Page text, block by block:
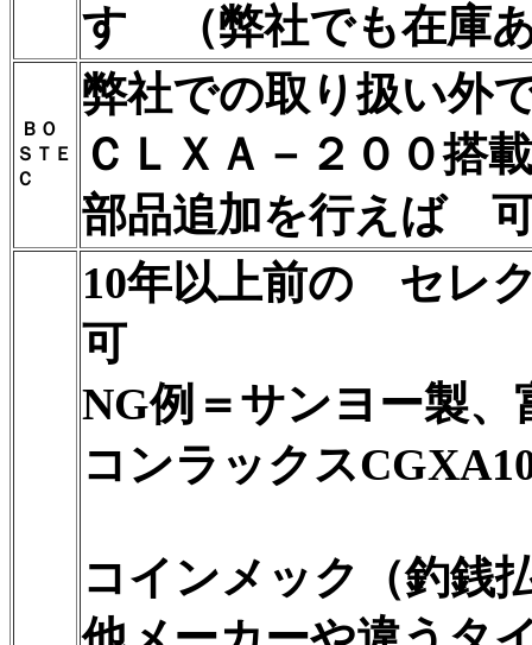
す （弊社でも在庫
ＢＯ
ＳＴＥ
Ｃ
弊社での取り扱い外
ＣＬＸＡ－２００搭
部品追加を行えば
10年以上前の セレ
可
NG例＝サンヨー製
コンラックス
コインメック（釣